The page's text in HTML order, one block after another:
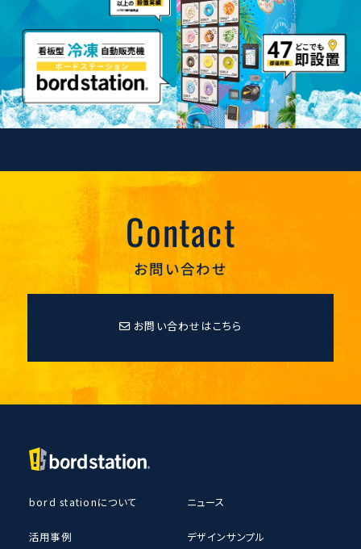
Contact
お問い合わせ
お問い合わせはこちら
bord stationについて ニュース
活用事例 デザインサンプル